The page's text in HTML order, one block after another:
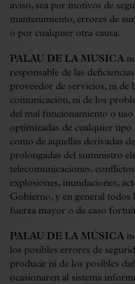
aviso, sea por motivos de
mantenimiento, errores de
o por cualquier otra causa.
PALAU DE LA MUSICA
responsable de las
proveedor de servicios, ni de
comunicación, ni de los
del mal funcionamiento o uso
optimizadas de cualquier tipo
como de aquellas derivadas
prolongadas del suministro
telecomunicaciones,
explosiones, inundaciones,
Gobierno, y en general todos
fuerza mayor o de caso
PALAU DE LA MÚSICA
los posibles errores de
producir ni de los posibles
ocasionaren al sistema